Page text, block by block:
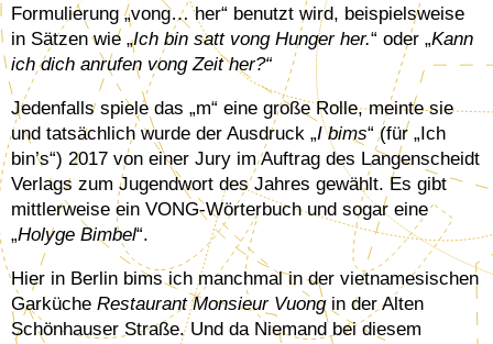
Formulierung „vong… her“ benutzt wird, beispielsweise
in Sätzen wie „Ich bin satt vong Hunger her.“ oder „Kann
ich dich anrufen vong Zeit her?“
Jedenfalls spiele das „m“ eine große Rolle, meinte sie
und tatsächlich wurde der Ausdruck „I bims“ (für „Ich
bin’s“) 2017 von einer Jury im Auftrag des Langenscheidt
Verlags zum Jugendwort des Jahres gewählt. Es gibt
mittlerweise ein VONG-Wörterbuch und sogar eine
„Holyge Bimbel“.
Hier in Berlin bims ich manchmal in der vietnamesischen
Garküche Restaurant Monsieur Vuongin der Alten
Schönhauser Straße. Und da Niemand bei diesem